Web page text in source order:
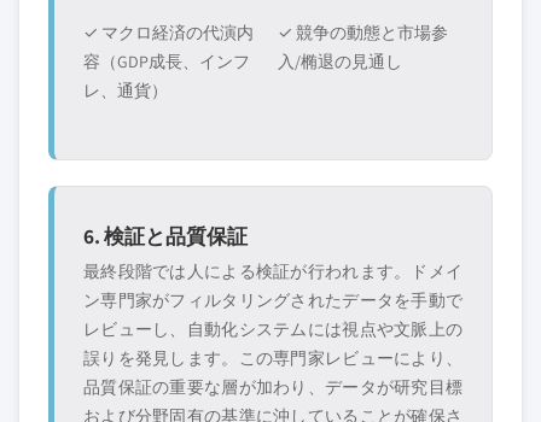
✓ マクロ経済の代演内
容（GDP成長、インフ
レ、通貨）
✓ 競争の動態と市場参
入/椭退の見通し
6. 検証と品質保証
最終段階では人による検証が行われます。ドメイ
ン専門家がフィルタリングされたデータを手動で
レビューし、自動化システムには視点や文脈上の
誤りを発見します。この専門家レビューにより、
品質保証の重要な層が加わり、データが研究目標
および分野固有の基準に沖していることが確保さ